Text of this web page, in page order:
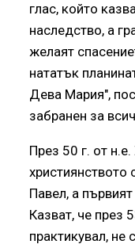
глас, който
наследство, а
желаят
нататък
Дева Мария",
забранен за
През 50 г. от
християнството
Павел, а
Казват, че през
практикувал,